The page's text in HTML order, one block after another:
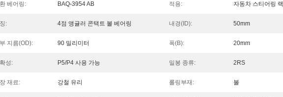
베어링: BAQ-3954 AB 적용: 자동차 스티어링
: 4점 앵귤러 콘택트 볼 베어링 내경(ID): 50mm
지름(OD): 90 밀리미터 폭(B): 20mm
성: P5/P4 사용 가능 밀봉 종류: 2RS
재료: 강철 유리 롤링부재: 볼